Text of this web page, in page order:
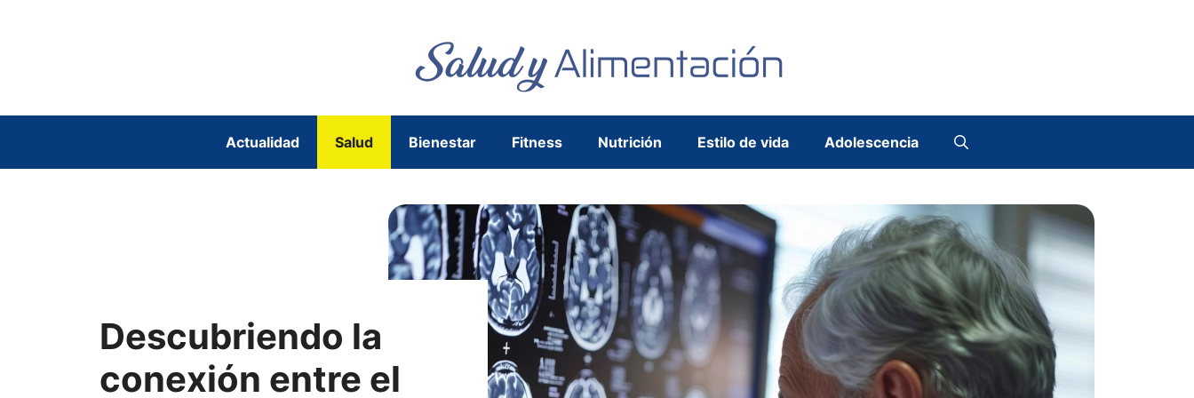
Actualidad Salud Bienestar Fitness Nutrición Estilo de vida Adolescencia
Descubriendo la
conexión entre el